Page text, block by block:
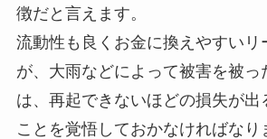
徴だと言えます。
流動性も良くお金に換えやすいリ
が、大雨などによって被害を被っ
は、再起できないほどの損失が出
ことを覚悟しておかなければなり